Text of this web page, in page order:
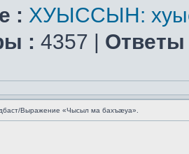
: ХУЫССЫН:
: 4357 | Ответы
Выражение «Чысыл ма бахъæуа».